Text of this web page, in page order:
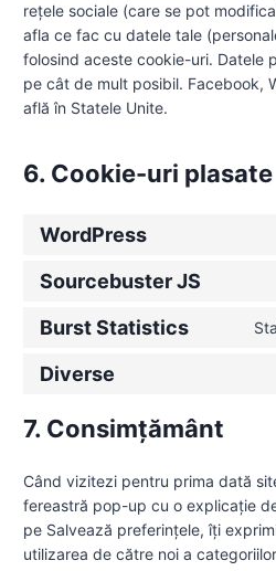
rețele sociale (care se pot
afla ce fac cu datele tale
folosind aceste cookie-uri. Datele
pe cât de mult posibil. Facebook,
află în Statele Unite.
6. Cookie-uri plasate
WordPress
Sourcebuster JS
Burst Statistics
Diverse
7. Consimțământ
Când vizitezi pentru prima dată
fereastră pop-up cu o explicație
pe Salvează preferințele, îți
utilizarea de către noi a